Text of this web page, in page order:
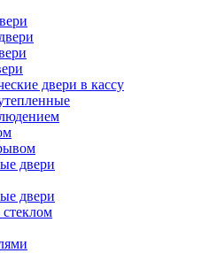
двери в кассу
двери
двери